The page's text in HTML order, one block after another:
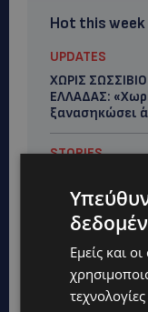
Hot this week
UPDATES
ΧΩΡΙΣ
ΕΛΛΑΔΑΣ:
ξανασηκώσει
STORIES
Λευκωσίας-
UPDATES
ΤΡΟΧΑΙΟ ΣΤΗΝ
του 27χρονου
Αστυνομία
Εμείς και